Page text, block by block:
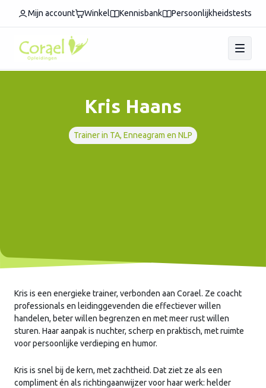
Mijn account Winkel Kennisbank Persoonlijkheidstests
Kris Haans
Trainer in TA, Enneagram en NLP
Kris is een energieke trainer, verbonden aan Corael. Ze coacht
professionals en leidinggevenden die effectiever willen
handelen, beter willen begrenzen en met meer rust willen
sturen. Haar aanpak is nuchter, scherp en praktisch, met ruimte
voor persoonlijke verdieping en humor.
Kris is snel bij de kern, met zachtheid. Dat ziet ze als een
compliment én als richtingaanwijzer voor haar werk: helder